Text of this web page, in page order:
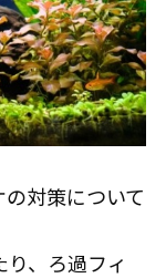
対策について
、ろ過フィ